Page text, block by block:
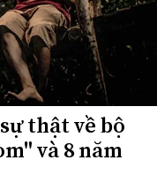
thật về bộ
và 8 năm